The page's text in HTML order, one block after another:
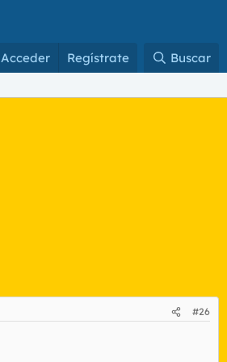
Acceder Regístrate Buscar
#26